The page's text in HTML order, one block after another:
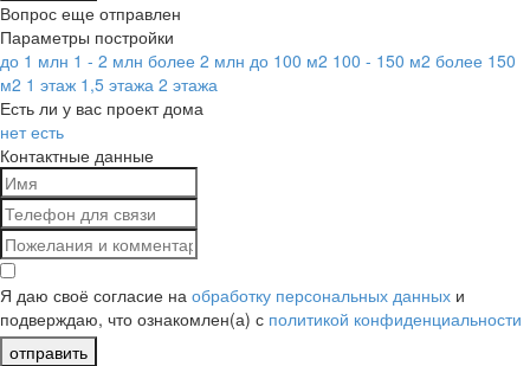
Вопрос еще отправлен
Параметры постройки
до 1 млн 1 - 2 млн более 2 млн до 100 м2 100 - 150 м2 более 150
м2 1 этаж 1,5 этажа 2 этажа
Есть ли у вас проект дома
нет есть
Контактные данные
Я даю своё согласие на обработку персональных данных и
подверждаю, что ознакомлен(а) с политикой конфиденциальности
отправить